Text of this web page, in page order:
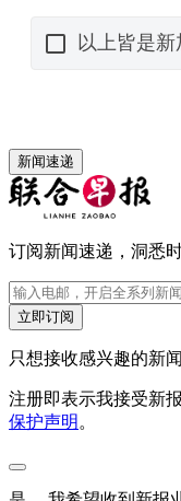
新闻速递
订阅新闻速递，洞悉时
立即订阅
只想接收感兴趣的新
注册即表示我接受新
保护声明。